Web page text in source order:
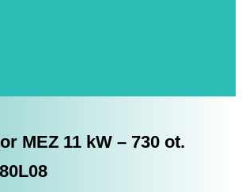
MEZ 11 kW – 730 ot.